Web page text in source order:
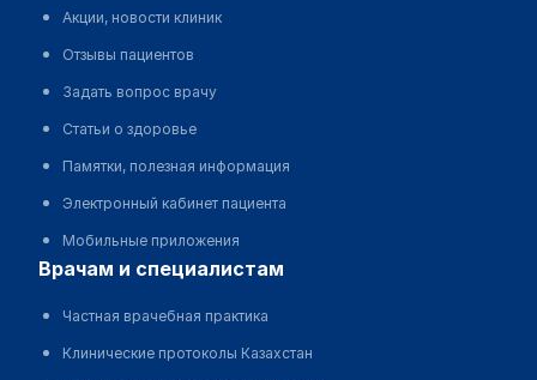
Акции, новости клиник
Отзывы пациентов
Задать вопрос врачу
Статьи о здоровье
Памятки, полезная информация
Электронный кабинет пациента
Мобильные приложения
врачам и специалистам
Частная врачебная практика
Клинические протоколы Казахстан